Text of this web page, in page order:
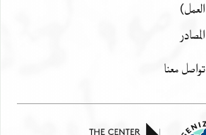
العمل)
المصادر
تواصل معنا